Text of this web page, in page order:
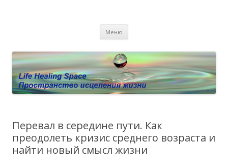
Личный сайт Елены Барымовой
исцелении воспоминанием и ренкарнационике. Услуги.
Меню
Перевал в середине пути. Как
преодолеть кризис среднего возраста и
найти новый смысл жизни